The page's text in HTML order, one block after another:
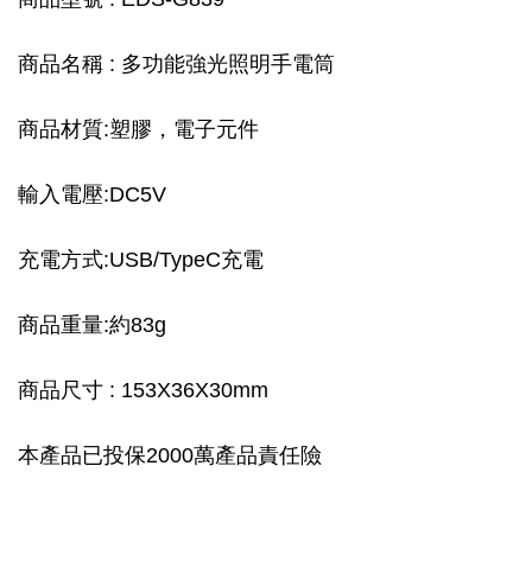
商品名稱 : 多功能強光照明手電筒
商品材質:塑膠，電子元件
輸入電壓:DC5V
充電方式:USB/TypeC充電
商品重量:約83g
商品尺寸 : 153X36X30mm
本產品已投保2000萬產品責任險